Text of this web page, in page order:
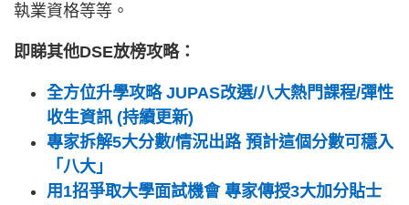
執業資格等等。
即睇其他DSE放榜攻略：
全方位升學攻略 JUPAS改選/八大熱門課程/彈性
收生資訊 (持續更新)
專家拆解5大分數/情況出路 預計這個分數可穩入
「八大」
用1招爭取大學面試機會 專家傳授3大加分貼士